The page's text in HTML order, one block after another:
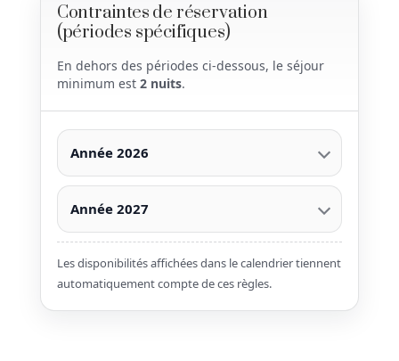
Contraintes de réservation
(périodes spécifiques)
En dehors des périodes ci-dessous, le séjour
minimum est 2 nuits.
Année 2026
Année 2027
Les disponibilités affichées dans le calendrier tiennent
automatiquement compte de ces règles.